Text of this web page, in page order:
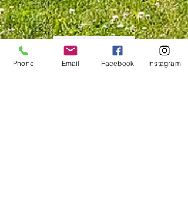
Phone Email Facebook Instagram